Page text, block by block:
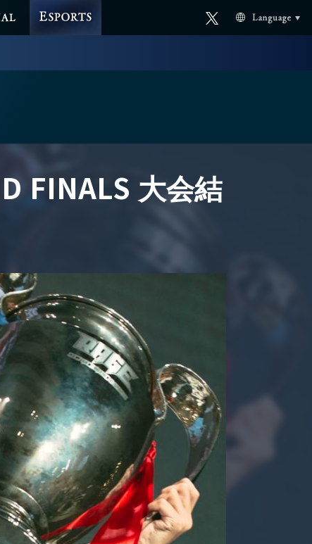
Official
Language
FINALS 大会結